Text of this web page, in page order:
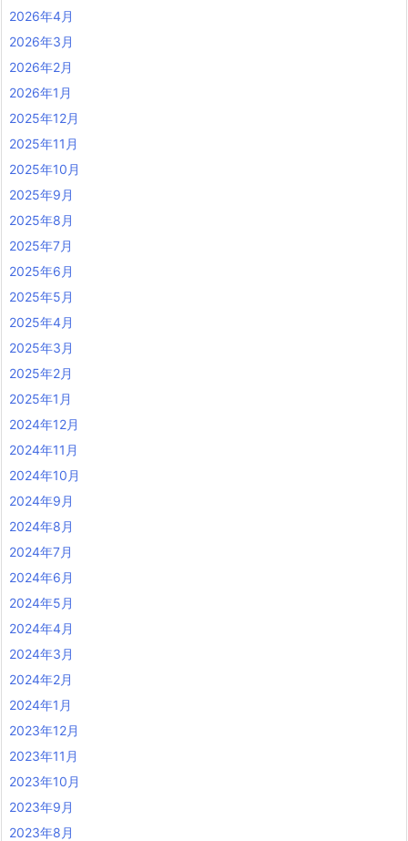
2026年4月
2026年3月
2026年2月
2026年1月
2025年12月
2025年11月
2025年10月
2025年9月
2025年8月
2025年7月
2025年6月
2025年5月
2025年4月
2025年3月
2025年2月
2025年1月
2024年12月
2024年11月
2024年10月
2024年9月
2024年8月
2024年7月
2024年6月
2024年5月
2024年4月
2024年3月
2024年2月
2024年1月
2023年12月
2023年11月
2023年10月
2023年9月
2023年8月